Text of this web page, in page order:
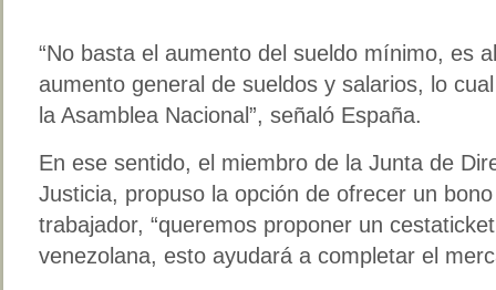
“No basta el aumento del sueldo mínimo, es
aumento general de sueldos y salarios, lo
la Asamblea Nacional”, señaló España.
En ese sentido, el miembro de la Junta de
Justicia, propuso la opción de ofrecer un
trabajador, “queremos proponer un
venezolana, esto ayudará a completar el